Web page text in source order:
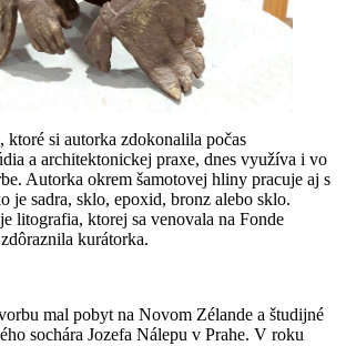
ktoré si autorka zdokonalila počas
a architektonickej praxe, dnes využíva i vo
Autorka okrem šamotovej hliny pracuje aj s
je sadra, sklo, epoxid, bronz alebo sklo.
litografia, ktorej sa venovala na Fonde
kurátorka.
mal pobyt na Novom Zélande a študijné
sochára Jozefa Nálepu v Prahe. V roku